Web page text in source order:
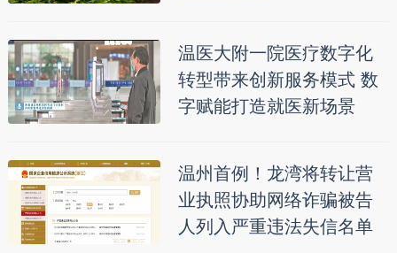
温医大附一院医疗数字化
转型带来创新服务模式 数
字赋能打造就医新场景
温州首例！龙湾将转让营
业执照协助网络诈骗被告
人列入严重违法失信名单